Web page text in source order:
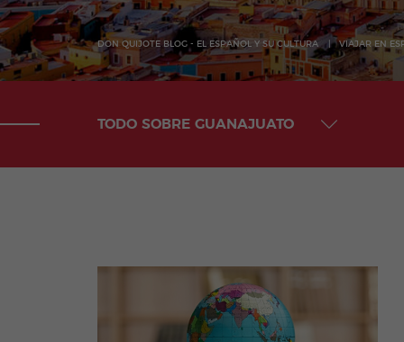
DON QUIJOTE BLOG - EL ESPAÑOL Y SU CULTURA VIAJAR EN
TODO SOBRE GUANAJUATO